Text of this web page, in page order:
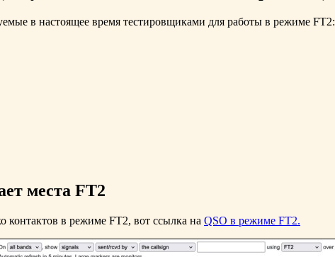
в настоящее время тестировщиками для работы в режиме FT2:
места FT2
контактов в режиме FT2, вот ссылка на QSO в режиме FT2.